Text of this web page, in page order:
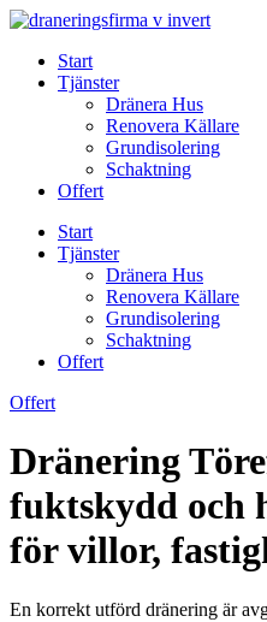
Skip
contentStart
Tjänster
Dränera Hus
Renovera Källare
Grundisolering
Schaktning
Offert
Start
Tjänster
Dränera Hus
Renovera Källare
Grundisolering
Schaktning
Offert
Offert
Dränering
fuktskydd och
för villor,
En korrekt utförd dränering är